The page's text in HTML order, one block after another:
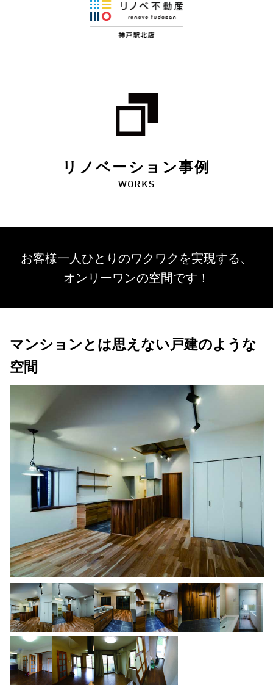
リノベーション事例
WORKS
お客様一人ひとりのワクワクを実現する、
オンリーワンの空間です！
マンションとは思えない戸建のような
空間